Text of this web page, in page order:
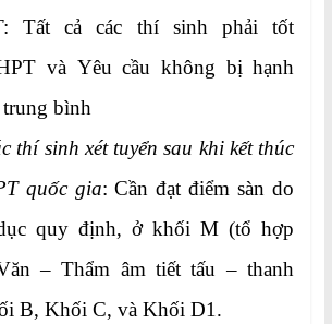
: Tất cả các thí sinh phải tốt
và Yêu cầu không bị hạnh
bình
thí sinh xét tuyển sau khi kết thúc
quốc gia: Cần đạt điểm sàn do
quy định, ở khối M (tổ hợp
– Thẩm âm tiết tấu – thanh
B, Khối C, và Khối D1.